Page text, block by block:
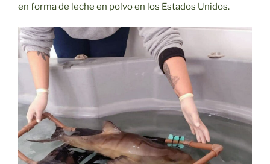
en forma de leche en polvo en los Estados Unidos.